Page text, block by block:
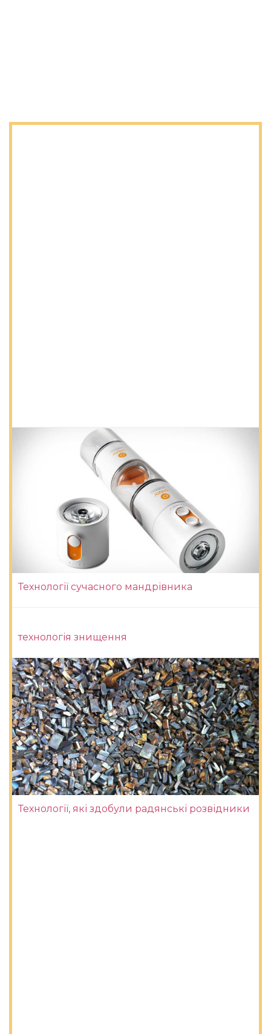
Технології сучасного мандрівника
технологія знищення
Технології, які здобули радянські розвідники